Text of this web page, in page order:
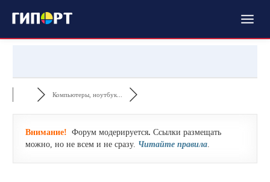
Компьютеры, ноутбук...
Внимание! Форум модерируется. Ссылки размещать
можно, но не всем и не сразу. Читайте правила.